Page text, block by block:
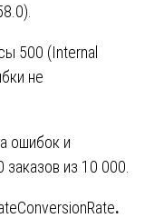
500 (Internal
не
ошибок и
из 10 000.
.